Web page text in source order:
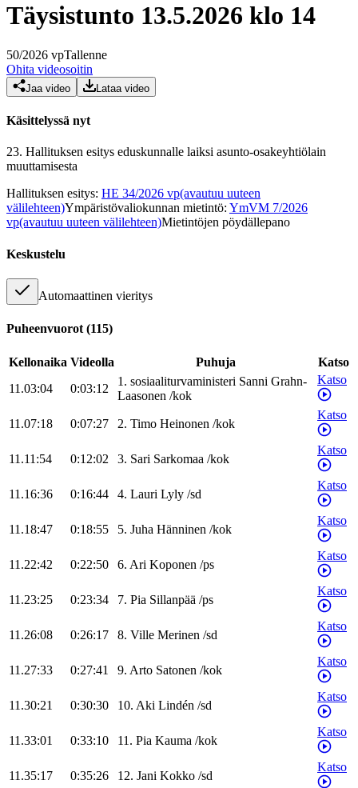
Täysistunto 13.5.2026 klo 14
50/2026 vpTallenne
Ohita videosoitin
Jaa video Lataa video
Käsittelyssä nyt
23. Hallituksen esitys eduskunnalle laiksi asunto-osakeyhtiölain
muuttamisesta
Hallituksen esitys: HE 34/2026 vp(avautuu uuteen
välilehteen)Ympäristövaliokunnan mietintö: YmVM 7/2026
vp(avautuu uuteen välilehteen)Mietintöjen pöydällepano
Keskustelu
Automaattinen vieritys
Puheenvuorot (115)
Kellonaika Videolla Puhuja
Katso
11.03:04
0:03:12
1. sosiaaliturvaministeri Sanni Grahn-
Laasonen /kok
Katso
11.07:18 0:07:27 2. Timo Heinonen /kok
Katso
11.11:54 0:12:02 3. Sari Sarkomaa /kok
Katso
11.16:36 0:16:44 4. Lauri Lyly /sd
Katso
11.18:47 0:18:55 5. Juha Hänninen /kok
Katso
11.22:42 0:22:50 6. Ari Koponen /ps
Katso
11.23:25 0:23:34 7. Pia Sillanpää /ps
Katso
11.26:08 0:26:17 8. Ville Merinen /sd
Katso
11.27:33 0:27:41 9. Arto Satonen /kok
Katso
11.30:21 0:30:30 10. Aki Lindén /sd
Katso
11.33:01 0:33:10 11. Pia Kauma /kok
Katso
11.35:17 0:35:26 12. Jani Kokko /sd
Katso